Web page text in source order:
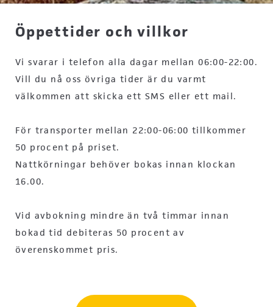
Öppettider och villkor
Vi svarar i telefon alla dagar mellan 06:00-22:00.
Vill du nå oss övriga tider är du varmt
välkommen att skicka ett SMS eller ett mail.
För transporter mellan 22:00-06:00 tillkommer
50 procent på priset.
Nattkörningar behöver bokas innan klockan
16.00.
Vid avbokning mindre än två timmar innan
bokad tid debiteras 50 procent av
överenskommet pris.